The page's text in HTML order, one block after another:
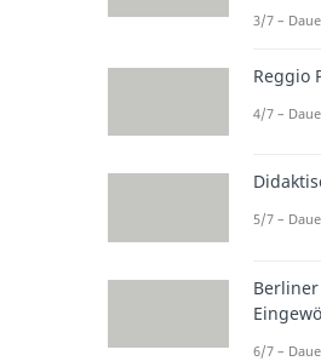
3/7 –
Reggio
4/7 –
5/7 –
Berliner
6/7 –